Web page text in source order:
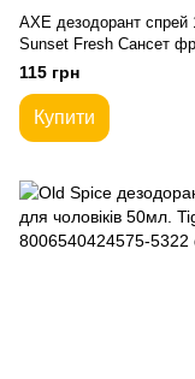
AXE дезодорант спрей
Sunset Fresh Сансет
115 грн
Купити